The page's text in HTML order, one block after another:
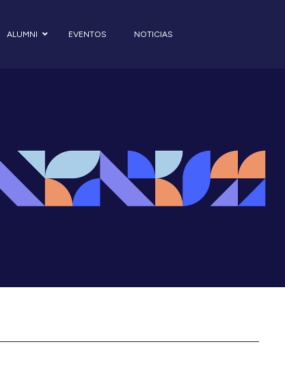
ALUMNI EVENTOS NOTICIAS